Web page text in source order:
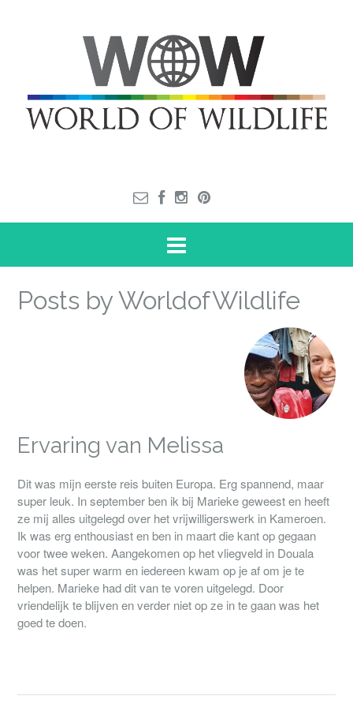
Posts by WorldofWildlife
Ervaring van Melissa
Dit was mijn eerste reis buiten Europa. Erg spannend, maar
super leuk. In september ben ik bij Marieke geweest en heeft
ze mij alles uitgelegd over het vrijwilligerswerk in Kameroen.
Ik was erg enthousiast en ben in maart die kant op gegaan
voor twee weken. Aangekomen op het vliegveld in Douala
was het super warm en iedereen kwam op je af om je te
helpen. Marieke had dit van te voren uitgelegd. Door
vriendelijk te blijven en verder niet op ze in te gaan was het
goed te doen.